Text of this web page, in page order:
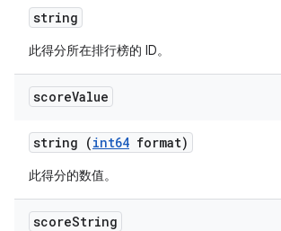
string
此得分所在排行榜的 ID。
scoreValue
string (int64 format)
此得分的数值。
scoreString